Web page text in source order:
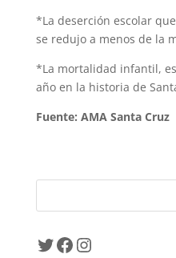
*La deserción escolar
se redujo a menos de la
*La mortalidad infantil,
año en la historia de
Fuente: AMA Santa Cruz
Twitter
Facebook
Instagram